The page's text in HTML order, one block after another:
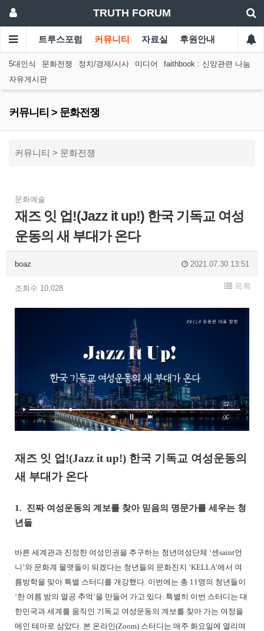
TRUTH FORUM
트루스포럼 커뮤니티 자료실 후원안내
5대인식 문화전쟁 정치/경제/시사 미디어
faithbook : 신앙관련 나눔
자유게시판
커뮤니티 > 문화전쟁
커뮤니티 > 문화전쟁
문화예술
재즈 잇 업!(Jazz it up!) 한국 기독교 여성
운동의 새 부대가 온다
boaz 2021.07.30 13:51
조회수 10,028 목록
재즈 잇 업!(Jazz it up!) 한국 기독교 여성운동의
새 부대가 온다
1. 진짜 여성운동의 계보를 찾아 믿음의 명문가를 세우는 청
년들
바른 세계관과 진정한 여성인권을 추구하는 청년여성단체 ‘센saint언
니’와 문화계 물맷돌이 되겠다는 청년들의 문화진지 ‘KELLA’에서 여
름방학을 맞아 특별 스터디를 개강했다. 이번에는 총 11명의 청년들이
‘한 여름 밤의 열공 추억’을 만들어 가고 있다. 특별히 이번 스터디는 대
한민국과 세계를 움직인 기독교 여성운동의 계보를 찾아 가는 여정을
메인 테마로 삼았다. 본 온라인(Zoom) 스터디는 매주 화요일에 열리며